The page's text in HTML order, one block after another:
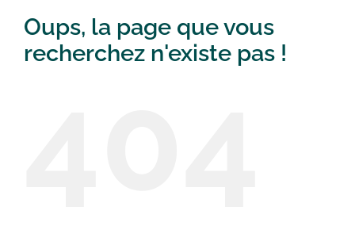
Sylvie Robert
Oups, la page que vous
recherchez n'existe pas !